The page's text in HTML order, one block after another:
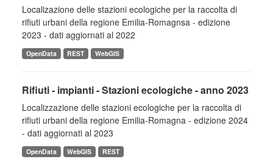
Localizazione delle stazioni ecologiche per la raccolta di
rifiuti urbani della regione Emilia-Romagnsa - edizione
2023 - dati aggiornati al 2022
OpenData REST WebGIS
Rifiuti - impianti - Stazioni ecologiche - anno 2023
Localizzazione delle stazioni ecologiche per la raccolta di
rifiuti urbani della regione Emilia-Romagna - edizione 2024
- dati aggiornati al 2023
OpenData WebGIS REST